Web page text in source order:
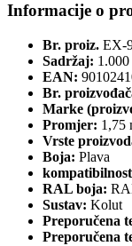
Informacije o
Br. proiz. EX-
Sadržaj: 1.000
EAN:
Br.
Marke
Promjer: 1,75
Vrste
Boja: Plava
RAL boja:
Sustav: Kolut
Preporučena
Preporučena